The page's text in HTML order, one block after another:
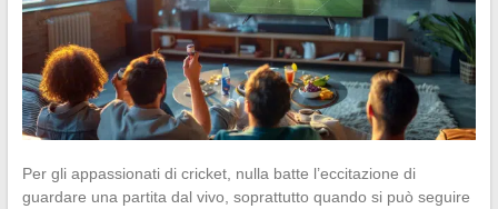
Per gli appassionati di cricket, nulla batte l’eccitazione di
guardare una partita dal vivo, soprattutto quando si può seguire